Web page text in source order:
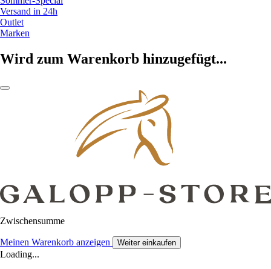
Versand in 24h
Outlet
Marken
Wird zum Warenkorb hinzugefügt...
Zwischensumme
Meinen Warenkorb anzeigen Weiter einkaufen
Loading...